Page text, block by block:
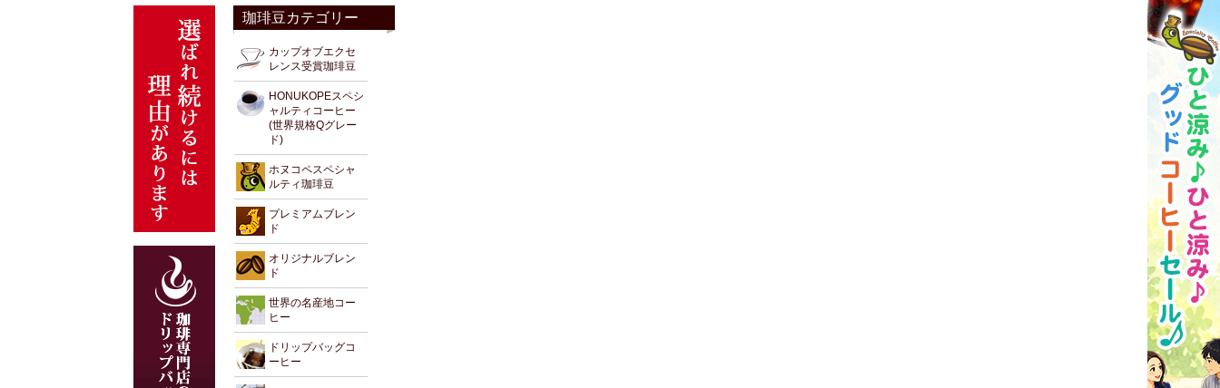
珈琲豆カテゴリー
カップオブエクセ
レンス受賞珈琲豆
HONUKOPEスペシ
ャルティコーヒー
(世界規格Qグレー
ド)
ホヌコペスペシャ
ルティ珈琲豆
プレミアムブレン
ド
オリジナルブレン
ド
世界の名産地コー
ヒー
ドリップバッグコ
ーヒー